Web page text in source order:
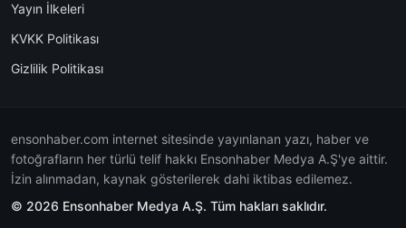
Yayın İlkeleri
KVKK Politikası
Gizlilik Politikası
ensonhaber.com internet sitesinde yayınlanan yazı, haber ve
fotoğrafların her türlü telif hakkı Ensonhaber Medya A.Ş'ye aittir.
İzin alınmadan, kaynak gösterilerek dahi iktibas edilemez.
© 2026 Ensonhaber Medya A.Ş. Tüm hakları saklıdır.